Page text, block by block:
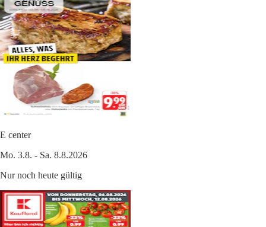
E center
Mo. 3.8. - Sa. 8.8.2026
Nur noch heute gültig